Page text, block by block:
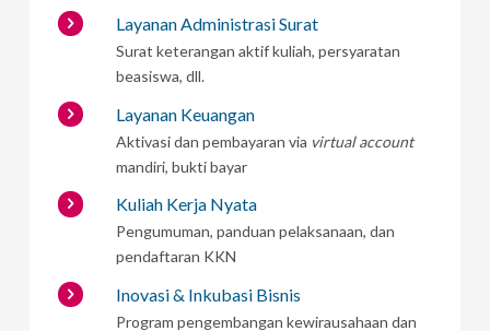
Layanan Administrasi Surat
Surat keterangan aktif kuliah, persyaratan
beasiswa, dll.
Layanan Keuangan
Aktivasi dan pembayaran via virtual account
mandiri, bukti bayar
Kuliah Kerja Nyata
Pengumuman, panduan pelaksanaan, dan
pendaftaran KKN
Inovasi & Inkubasi Bisnis
Program pengembangan kewirausahaan dan